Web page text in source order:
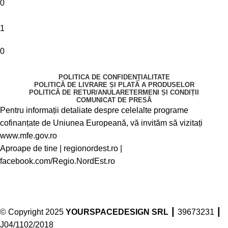
0
1
0
POLITICA DE CONFIDENȚIALITATE
POLITICĂ DE LIVRARE ȘI PLATĂ A PRODUSELOR
POLITICĂ DE RETUR/ANULARETERMENI ȘI CONDIȚII
COMUNICAT DE PRESĂ
Pentru informații detaliate despre celelalte programe
cofinanțate de Uniunea Europeană, vă invităm să vizitați
www.mfe.gov.ro
Aproape de tine | regionordest.ro
facebook.com/Regio.NordEst.ro
© Copyright 2025 YOURSPACEDESIGN SRL ┃ 39673231 ┃
J04/1102/2018